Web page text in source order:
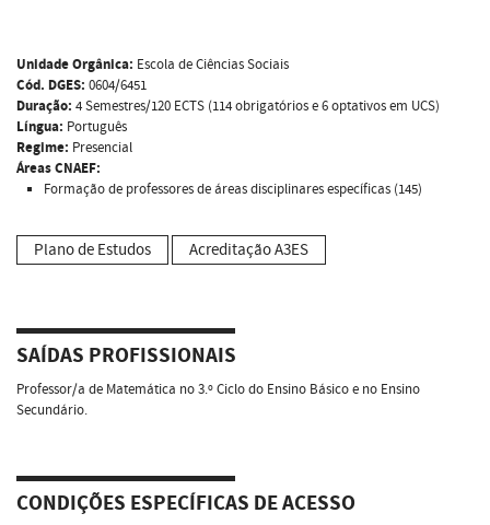
Unidade Orgânica: Escola de Ciências Sociais
Cód. DGES: 0604/6451
Duração: 4 Semestres/120 ECTS (114 obrigatórios e 6 optativos em UCS)
Língua: Português
Regime: Presencial
Áreas CNAEF:
Formação de professores de áreas disciplinares específicas (145)
Plano de Estudos Acreditação A3ES
SAÍDAS PROFISSIONAIS
Professor/a de Matemática no 3.º Ciclo do Ensino Básico e no Ensino
Secundário.
CONDIÇÕES ESPECÍFICAS DE ACESSO